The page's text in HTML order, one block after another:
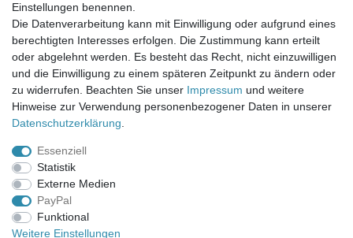
UNSER LADENGESCHÄFT
Gottlieb-Daimler-Str. 10
33334 Gütersloh
ÖFFNUNGSZEITEN
Montag - Dienstag: 8.00 - 18.00 Uhr, Mittwoch Ruhetag,
Donnerstag: 8.00 - 18.00 Uhr, Freitag 8.00 - 14.00 Uhr
KUNDENSERVICE
Telefon: (05241) 403 22 38
E-Mail: info@stoffamstueck.de
Einstellungen benennen.
Die Datenverarbeitung kann mit Einwilligung oder aufgrund eines
berechtigten Interesses erfolgen. Die Zustimmung kann erteilt
oder abgelehnt werden. Es besteht das Recht, nicht einzuwilligen
und die Einwilligung zu einem späteren Zeitpunkt zu ändern oder
zu widerrufen. Beachten Sie unser Impressum und weitere
Hinweise zur Verwendung personenbezogener Daten in unserer
Daten­schutz­erklärung
Essenziell
Statistik
Externe Medien
PayPal
Funktional
Weitere Einstellungen